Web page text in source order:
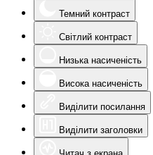
Темний контраст
Світлий контраст
Низька насиченість
Висока насиченість
Виділити посилання
Виділити заголовки